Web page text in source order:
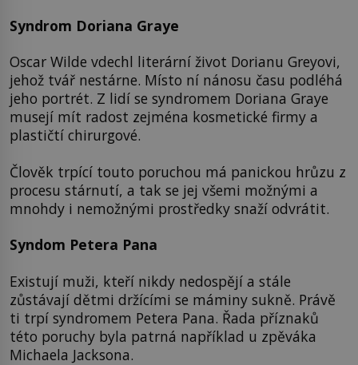
Syndrom Doriana Graye
Oscar Wilde vdechl literární život Dorianu Greyovi,
jehož tvář nestárne. Místo ní nánosu času podléhá
jeho portrét. Z lidí se syndromem Doriana Graye
musejí mít radost zejména kosmetické firmy a
plastičtí chirurgové.
Člověk trpící touto poruchou má panickou hrůzu z
procesu stárnutí, a tak se jej všemi možnými a
mnohdy i nemožnými prostředky snaží odvrátit.
Syndom Petera Pana
Existují muži, kteří nikdy nedospějí a stále
zůstávají dětmi držícími se máminy sukně. Právě
ti trpí syndromem Petera Pana. Řada příznaků
této poruchy byla patrná například u zpěváka
Michaela Jacksona.